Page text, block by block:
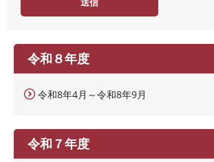
令和８年度
令和8年4月～令和8年9月
令和７年度